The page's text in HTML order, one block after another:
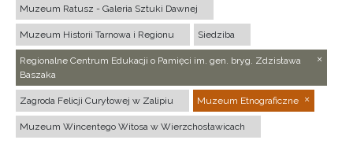
Muzeum Ratusz - Galeria Sztuki Dawnej
Muzeum Historii Tarnowa i Regionu Siedziba
Regionalne Centrum Edukacji o Pamięci im. gen. bryg. Zdzisława
Baszaka
Zagroda Felicji Curyłowej w Zalipiu Muzeum Etnograficzne
Muzeum Wincentego Witosa w Wierzchosławicach